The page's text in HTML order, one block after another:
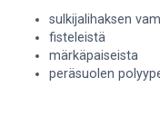
sulkijalihaksen
fisteleistä
märkäpaiseista
peräsuolen